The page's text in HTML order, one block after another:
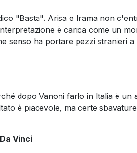
"Basta". Arisa e Irama non
è carica come un
senso ha portare pezzi stranieri a
dopo Vanoni farlo in Italia è un
è piacevole, ma certe
Vinci